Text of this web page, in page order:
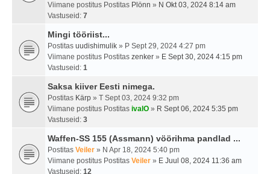
Viimane postitus Postitas Plönn » N Okt 03, 2024 8:14 am
Vastuseid: 7
Mingi tööriist...
Postitas uudishimulik » P Sept 29, 2024 4:27 pm
Viimane postitus Postitas zenker » E Sept 30, 2024 4:15 pm
Vastuseid: 1
Saksa kiiver Eesti nimega.
Postitas Kärp » T Sept 03, 2024 9:32 pm
Viimane postitus Postitas ivalO » R Sept 06, 2024 5:35 pm
Vastuseid: 3
Waffen-SS 155 (Assmann) vöörihma pandlad ...
Postitas Veiler » N Apr 18, 2024 5:40 pm
Viimane postitus Postitas Veiler » E Juul 08, 2024 11:36 am
Vastuseid: 12